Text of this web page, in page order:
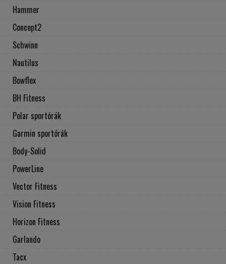
Hammer
Concept2
Schwinn
Nautilus
Bowflex
BH Fitness
Polar sportórák
Garmin sportórák
Body-Solid
PowerLine
Vector Fitness
Vision Fitness
Horizon Fitness
Garlando
Tacx